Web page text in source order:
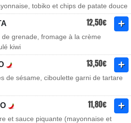
tobiko et chips de patate douce
12,50€
grenade, fromage à la crème
kiwi
13,50€
de sésame, ciboulette garni de tartare
11,80€
et sauce piquante (mayonnaise et